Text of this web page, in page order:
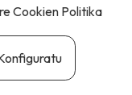
Cookien Politika